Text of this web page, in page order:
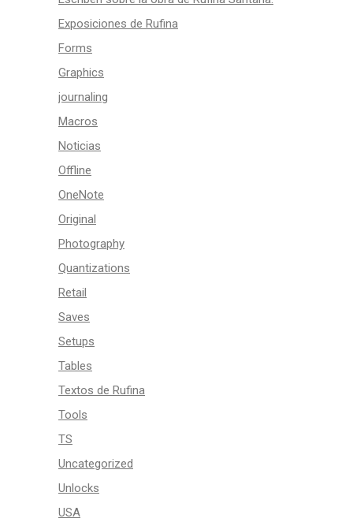
Exposiciones de Rufina
Forms
Graphics
journaling
Macros
Noticias
Offline
OneNote
Original
Photography
Quantizations
Retail
Saves
Setups
Tables
Textos de Rufina
Tools
TS
Uncategorized
Unlocks
USA